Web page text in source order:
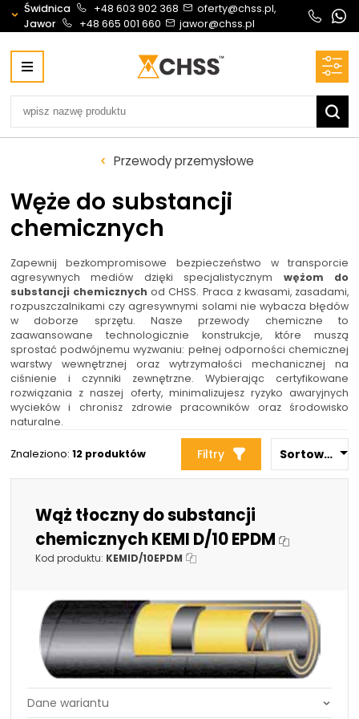
58-100 Świdnica, ul. Bystrzycka 17, POLSKA
CHSS.PL DAWID WOŹNY
Biuro obsługi klienta:
+48 603 902 368
PN-PT: 6:30 - 16:00
Oferty i wyceny:
+48 603 902 368
+48 690 884 272
silowniki@chss.pl
+48 536 202 250
+48 609 877 288
serwis@chss.pl
Uszczelnienia techniczne:
+48 669 834 274
uszczelnienia@chss.pl
Magazyn 24H:
+48 731 349 406
info@chss.pl
Centrum Hydrauliki Siłowej Jawor
59-400 Jawor, ul. Kuziennicza 5, POLSKA
Biuro obsługi klienta:
+48 535 424 483
+48 665 001 660
Magazyn 24H:
+48 665 001 770
Projektowanie i budowa układów:
POWER HYDRAULICS SOLUTIONS
Sp. z o.o.
Świdnica +48 603 902 368
oferty@chss.pl,
Jawor
+48 665 001 660 jawor@chss.pl
Przewody przemysłowe
Węże do substancji
chemicznych
Zapewnij bezkompromisowe bezpieczeństwo w transporcie
agresywnych mediów dzięki specjalistycznym wężom do
substancji chemicznych od CHSS. Praca z kwasami, zasadami,
rozpuszczalnikami czy agresywnymi solami nie wybacza błędów
w doborze sprzętu. Nasze przewody chemiczne to
zaawansowane technologicznie konstrukcje, które muszą
sprostać podwójnemu wyzwaniu: pełnej odporności chemicznej
warstwy wewnętrznej oraz wytrzymałości mechanicznej na
ciśnienie i czynniki zewnętrzne. Wybierając certyfikowane
rozwiązania z naszej oferty, minimalizujesz ryzyko awaryjnych
wycieków i chronisz zdrowie pracowników oraz środowisko
naturalne.
Znaleziono: 12 produktów Filtry Sortowanie
Wąż tłoczny do substancji
chemicznych KEMI D/10 EPDM
Kod produktu: KEMID/10EPDM